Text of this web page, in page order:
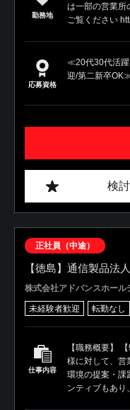
勤務地
は一部の営業
ご覧ください
応募資格
≪20代30代活躍
迎/第二新卒
検
正社員（中途）
【徳島】通信製品法
株式会社アドバンスホール
未経験者歓迎 転勤なし
仕事内容
【職務概要】
様に対して、営
環境の提案・課
ンティブもあり